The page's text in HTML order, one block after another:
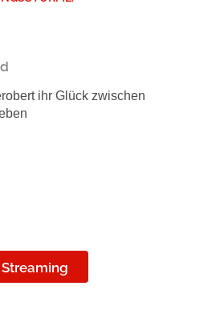
ihr Glück zwischen